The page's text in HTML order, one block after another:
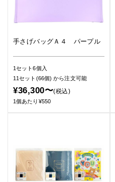
手さげバッグＡ４ パープル
1セット6個入
11セット(66個)から注文可能
¥36,300〜(税込)
1個あたり¥550